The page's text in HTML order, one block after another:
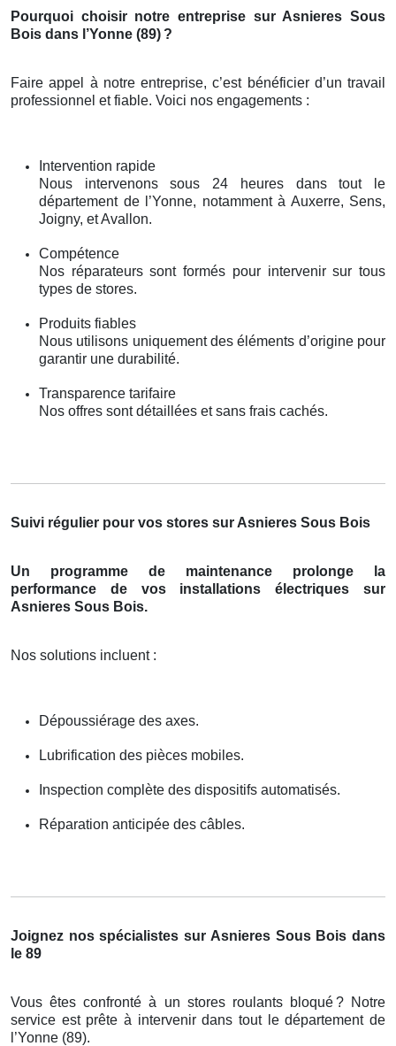
Pourquoi choisir notre entreprise sur Asnieres Sous
Bois dans l’Yonne (89) ?
Faire appel à notre entreprise, c’est bénéficier d’un travail
professionnel et fiable. Voici nos engagements :
Intervention rapide
Nous intervenons sous 24 heures dans tout le
département de l’Yonne, notamment à Auxerre, Sens,
Joigny, et Avallon.
Compétence
Nos réparateurs sont formés pour intervenir sur tous
types de stores.
Produits fiables
Nous utilisons uniquement des éléments d’origine pour
garantir une durabilité.
Transparence tarifaire
Nos offres sont détaillées et sans frais cachés.
Suivi régulier pour vos stores sur Asnieres Sous Bois
Un programme de maintenance prolonge la
performance de vos installations électriques sur
Asnieres Sous Bois.
Nos solutions incluent :
Dépoussiérage des axes.
Lubrification des pièces mobiles.
Inspection complète des dispositifs automatisés.
Réparation anticipée des câbles.
Joignez nos spécialistes sur Asnieres Sous Bois dans
le 89
Vous êtes confronté à un stores roulants bloqué? Notre
service est prêteà intervenir dans tout le département de
’Yonne (89).